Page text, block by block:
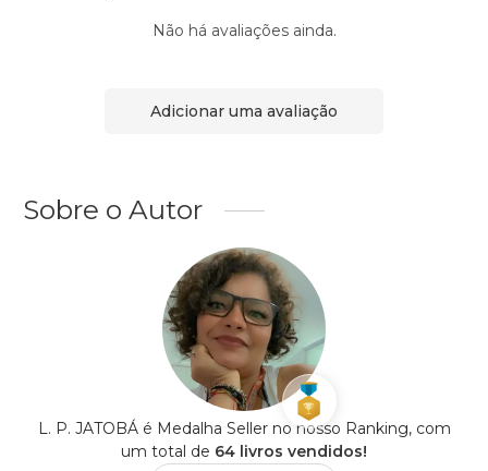
Não há avaliações ainda.
Adicionar uma avaliação
Sobre o Autor
L. P. JATOBÁ é Medalha Seller no nosso Ranking, com
um total de 64 livros vendidos!